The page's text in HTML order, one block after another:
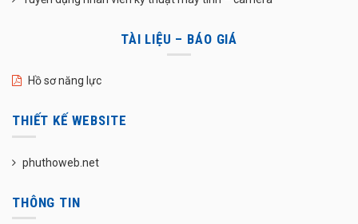
TÀI LIỆU – BÁO GIÁ
Hồ sơ năng lực
THIẾT KẾ WEBSITE
phuthoweb.net
THÔNG TIN